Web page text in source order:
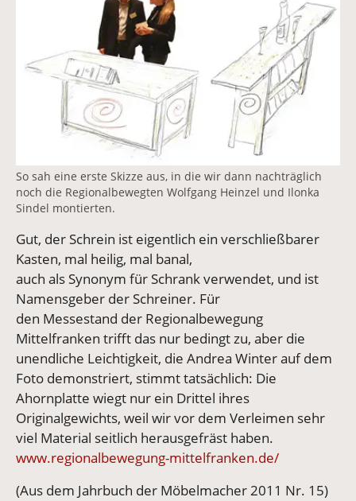
So sah eine erste Skizze aus, in die wir dann nachträglich
noch die Regionalbewegten Wolfgang Heinzel und Ilonka
Sindel montierten.
Gut, der Schrein ist eigentlich ein verschließbarer
Kasten, mal heilig, mal banal,
auch als Synonym für Schrank verwendet, und ist
Namensgeber der Schreiner. Für
den Messestand der Regionalbewegung
Mittelfranken trifft das nur bedingt zu, aber die
unendliche Leichtigkeit, die Andrea Winter auf dem
Foto demonstriert, stimmt tatsächlich: Die
Ahornplatte wiegt nur ein Drittel ihres
Originalgewichts, weil wir vor dem Verleimen sehr
viel Material seitlich herausgefräst haben.
www.regionalbewegung-mittelfranken.de/
(Aus dem Jahrbuch der Möbelmacher 2011 Nr. 15)